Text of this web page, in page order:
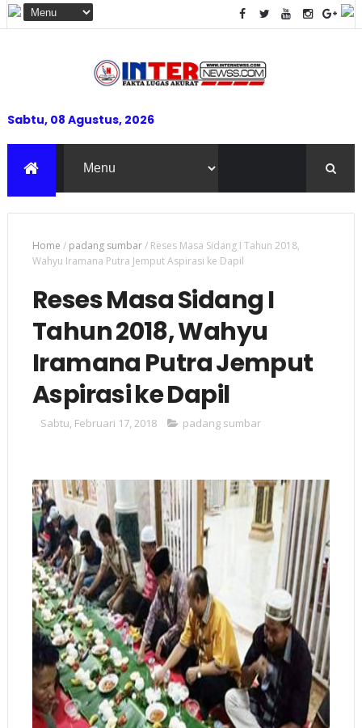
Sabtu, 08 Agustus, 2026
Home / padang sumbar/ Reses Masa Sidang I Tahun 2018,
Wahyu Iramana Putra Jemput Aspirasi ke Dapil
Reses Masa Sidang I
Tahun 2018, Wahyu
Iramana Putra Jemput
Aspirasi ke Dapil
Sabtu, Februari 17, 2018 padang sumbar